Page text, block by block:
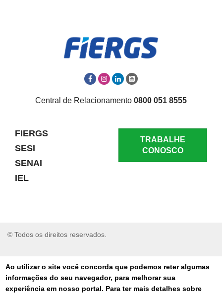
Ao utilizar o site você concorda que podemos reter algumas
informações do seu navegador, para melhorar sua
experiência em nosso portal. Para ter mais detalhes sobre
Central de Relacionamento 0800 051 8555
FIERGS
SESI
SENAI
IEL
TRABALHE
CONOSCO
© Todos os direitos reservados.
AUTO-ATENDIMENTO